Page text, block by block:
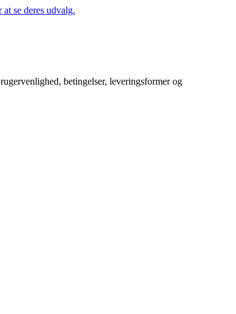
se deres udvalg.
betingelser, leveringsformer og